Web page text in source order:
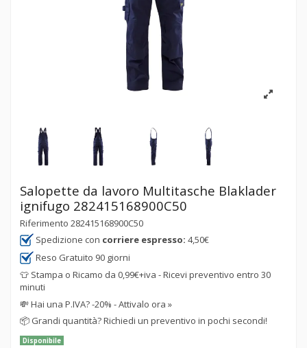
Salopette da lavoro Multitasche Blaklader
ignifugo 282415168900C50
Riferimento 282415168900C50
Spedizione con corriere espresso: 4,50€
Reso Gratuito 90 giorni
👕 Stampa o Ricamo da 0,99€+iva - Ricevi preventivo entro 30
minuti
💸Hai una P.IVA? -20% - Attivalo ora »
📦 Grandi quantità? Richiedi un preventivo in pochi secondi!
Disponibile